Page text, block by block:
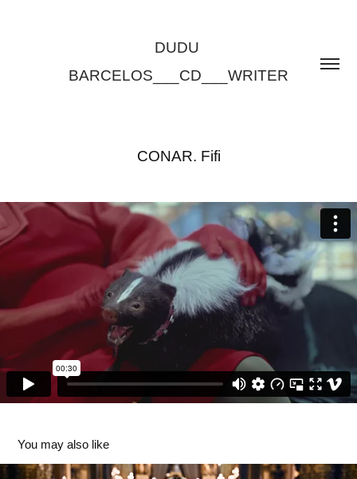
DUDU
BARCELOS___CD___WRITER
CONAR. Fifi
You may also like